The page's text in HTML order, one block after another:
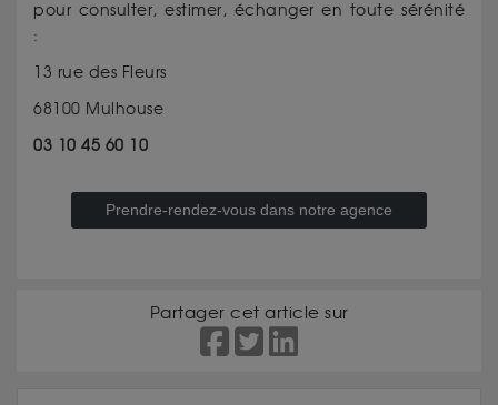
pour consulter, estimer, échanger en toute sérénité
:
13 rue des Fleurs
68100 Mulhouse
03 10 45 60 10
Prendre-rendez-vous dans notre agence
Partager cet article sur